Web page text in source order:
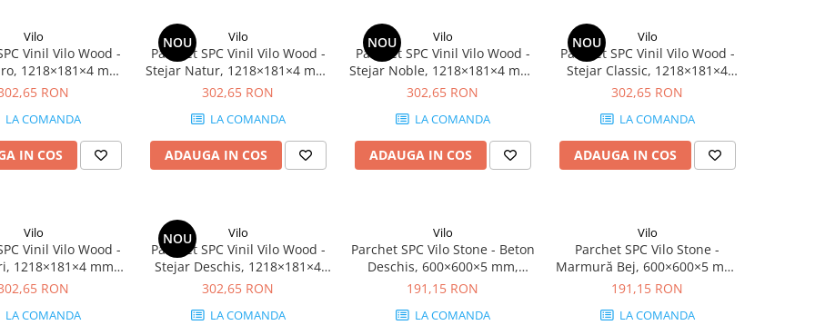
Vilo
Vinil Vilo Wood -
1218×181×4 mm,
R9, 2.42
RON
LA COMANDA
IN COS
NOU Vilo
Parchet SPC Vinil Vilo Wood -
Stejar Natur, 1218×181×4 mm,
antiderapant R9, 2.42
302,65 RON
LA COMANDA
ADAUGA IN COS
NOU Vilo
Parchet SPC Vinil Vilo Wood -
Stejar Noble, 1218×181×4 mm,
antiderapant R9, 2.42
302,65 RON
LA COMANDA
ADAUGA IN COS
NOU Vilo
Parchet SPC Vinil Vilo Wood -
Stejar Classic, 1218×181×4
mm, antiderapant R9, 2.42
302,65 RON
LA COMANDA
ADAUGA IN COS
Vilo
Vinil Vilo Wood -
1218×181×4 mm,
R9, 2.42
RON
LA COMANDA
NOU Vilo
Parchet SPC Vinil Vilo Wood -
Stejar Deschis, 1218×181×4
mm, antiderapant R9, 2.42
302,65 RON
LA COMANDA
Vilo
Parchet SPC Vilo Stone - Beton
Deschis, 600×600×5 mm,
antiderapant R10, 1.44
191,15 RON
LA COMANDA
Vilo
Parchet SPC Vilo Stone -
Marmură Bej, 600×600×5 mm,
antiderapant R10, 1.44
191,15 RON
LA COMANDA